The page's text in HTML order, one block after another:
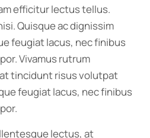
efficitur lectus tellus.
Quisque ac dignissim
feugiat lacus, nec finibus
Vivamus rutrum
tincidunt risus volutpat
feugiat lacus, nec finibus
lectus, at